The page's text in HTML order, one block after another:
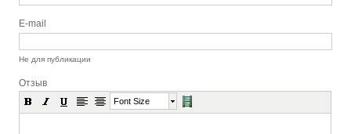
E-mail
Не для публикации
Отзыв
Font Size